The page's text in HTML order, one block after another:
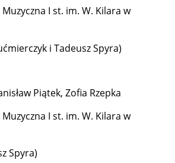
Muzyczna I st. im. W. Kilara w
i Tadeusz Spyra)
Piątek, Zofia Rzepka
Muzyczna I st. im. W. Kilara w
Spyra)